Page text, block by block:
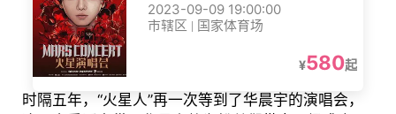
2023-09-09 19:00:00
市辖区 | 国家体育场
¥580起
时隔五年，“火星人”再一次等到了华晨宇的演唱会，